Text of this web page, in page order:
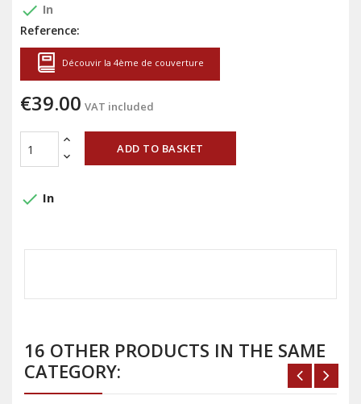
done In
Reference:
Découvir la 4ème de couverture
€39.00 VAT included
ADD TO BASKET
done In
16 OTHER PRODUCTS IN THE SAME
CATEGORY: